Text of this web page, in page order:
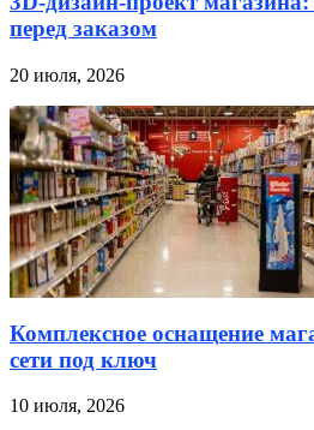
перед заказом
20 июля, 2026
Комплексное оснащение
сети под ключ
10 июля, 2026